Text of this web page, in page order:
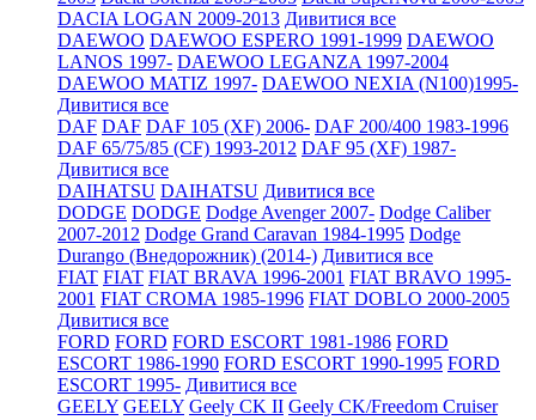
DACIA LOGAN 2009-2013 Дивитися все
DAEWOO DAEWOO ESPERO 1991-1999 DAEWOO
LANOS 1997- DAEWOO LEGANZA 1997-2004
DAEWOO MATIZ 1997- DAEWOO NEXIA (N100)1995-
Дивитися все
DAF DAF DAF 105 (XF) 2006- DAF 200/400 1983-1996
DAF 65/75/85 (CF) 1993-2012 DAF 95 (XF) 1987-
Дивитися все
DAIHATSU DAIHATSU Дивитися все
DODGE DODGE Dodge Avenger 2007- Dodge Caliber
2007-2012 Dodge Grand Caravan 1984-1995 Dodge
Durango (Внедорожник) (2014-) Дивитися все
FIAT FIAT FIAT BRAVA 1996-2001 FIAT BRAVO 1995-
2001 FIAT CROMA 1985-1996 FIAT DOBLO 2000-2005
Дивитися все
FORD FORD FORD ESCORT 1981-1986 FORD
ESCORT 1986-1990 FORD ESCORT 1990-1995 FORD
ESCORT 1995- Дивитися все
GEELY GEELY Geely CK II Geely CK/Freedom Cruiser